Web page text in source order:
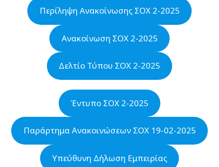
Περίληψη Ανακοίνωσης ΣΟΧ 2-2025
Ανακοίνωση ΣΟΧ 2-2025
Δελτίο Τύπου ΣΟΧ 2-2025
Έντυπο ΣΟΧ 2-2025
Παράρτημα Ανακοινώσεων ΣΟΧ 19-02-2025
Υπεύθυνη Δήλωση Εμπειρίας